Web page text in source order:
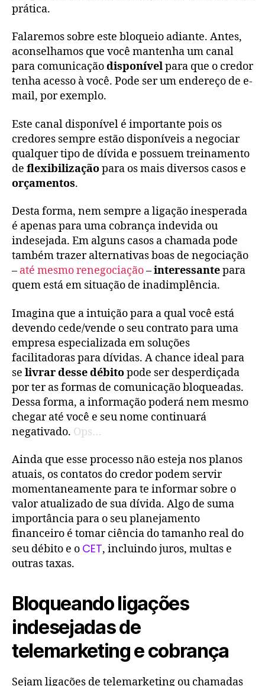
prática.
Falaremos sobre este bloqueio adiante. Antes,
aconselhamos que você mantenha um canal
para comunicaçãodisponívelpara que o credor
tenha acesso à você. Pode ser um endereço de e-
mail, por exemplo.
Este canal disponível é importante pois os
credores sempre estão disponíveis a negociar
qualquer tipo de dívida e possuem treinamento
de flexibilizaçãopara os mais diversos casos e
orçamentos.
Desta forma, nem sempre a ligação inesperada
é apenas para uma cobrança indevida ou
indesejada. Em alguns casos a chamada pode
também trazer alternativas boas de negociação
– até mesmo renegociação–interessantepara
quem está em situação de inadimplência.
Imagina que a intuição para a qual você está
devendo cede/vende o seu contrato para uma
empresa especializada em soluções
facilitadoras para dívidas. A chance ideal para
se livrar desse débitopode ser desperdiçada
por ter as formas de comunicação bloqueadas.
Dessa forma, a informação poderá nem mesmo
chegar até você e seu nome continuará
negativado. Ops…
Ainda que esse processo não esteja nos planos
atuais, os contatos do credor podem servir
momentaneamente para te informar sobre o
valor atualizado de sua dívida. Algo de suma
importância para o seu planejamento
financeiro é tomar ciência do tamanho real do
seu débito e o CET, incluindo juros, multas e
outras taxas.
Bloqueando ligações
indesejadas de
telemarketing e cobrança
Sejam ligações de telemarketing ou chamadas